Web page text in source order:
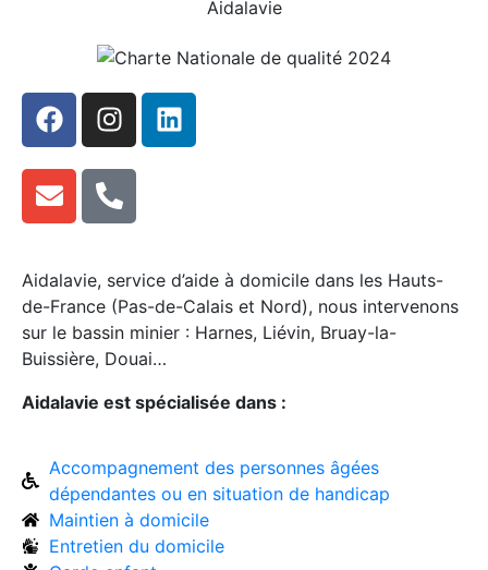
Aidalavie, service d’aide à domicile dans les Hauts-
de-France (Pas-de-Calais et Nord), nous intervenons
sur le bassin minier : Harnes, Liévin, Bruay-la-
Buissière, Douai…
Aidalavie est spécialisée dans :
Accompagnement des personnes âgées
dépendantes ou en situation de handicap
Maintien à domicile
Entretien du domicile